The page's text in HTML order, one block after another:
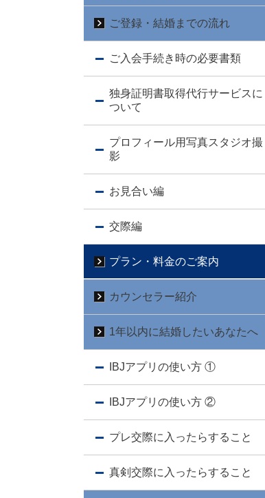
ご登録・結婚までの流れ
ご入会手続き時の必要書類
独身証明書取得代行サービスに
ついて
プロフィール用写真スタジオ撮
影
お見合い編
交際編
プラン・料金のご案内
カウンセラー紹介
1年以内に結婚したいあなたへ
IBJアプリの使い方 ①
IBJアプリの使い方 ②
プレ交際に入ったらすること
真剣交際に入ったらすること